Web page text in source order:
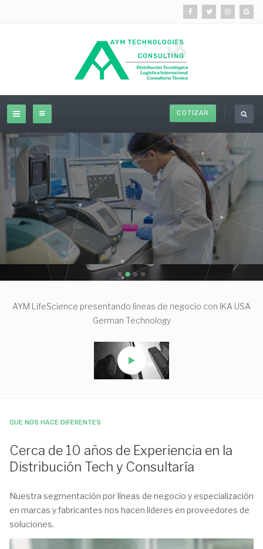
COTIZAR
JA Company Provides Services in the Financial Sector
VIEW SERVICES PURCHASE JA COMPANY
AYM LifeScience presentando líneas de negocio con IKA USA
German Technology
QUE NOS HACE DIFERENTES
Cerca de 10 años de Experiencia en la
Distribución Tech y Consultaría
Nuestra segmentación por líneas de negocio y especialización
en marcas y fabricantes nos hacen lideres en proveedores de
soluciones.